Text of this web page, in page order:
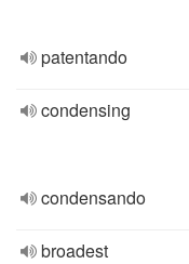
patentando
condensing
condensando
broadest